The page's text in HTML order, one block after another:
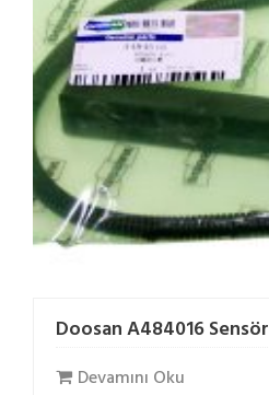
Doosan A484016 Sensör
Devamını Oku